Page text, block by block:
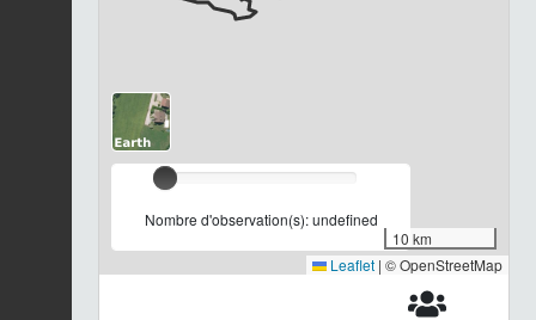
Nombre d'observation(s): undefined
10 km
Leaflet | © OpenStreetMap